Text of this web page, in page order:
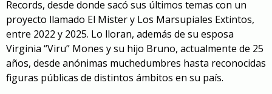
Records, desde donde sacó sus últimos temas con un
proyecto llamado El Mister y Los Marsupiales Extintos,
entre 2022 y 2025. Lo lloran, además de su esposa
Virginia “Viru” Mones y su hijo Bruno, actualmente de 25
años, desde anónimas muchedumbres hasta reconocidas
figuras públicas de distintos ámbitos en su país.